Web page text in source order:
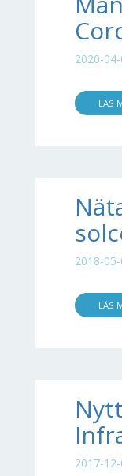
2020-
LÄS
2018-
LÄS
2017-